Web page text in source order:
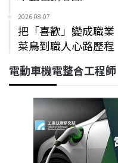
2026-08-07
把「喜歡」變成職
菜鳥到職人心路歷程
電動車機電整合工程師